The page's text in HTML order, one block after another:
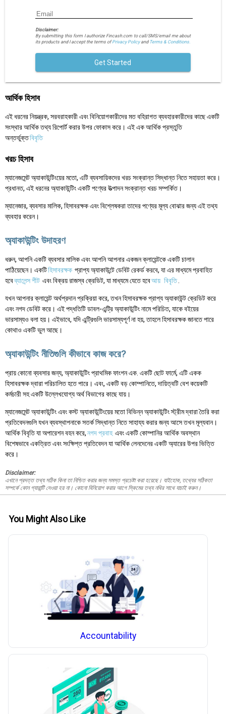
Disclaimer:
By submitting this form I authorize Fincash.com to call/SMS/email me about
its products and I accept the terms ofPrivacy Policyand Terms & Conditions.
Get Started
আর্থিক হিসাব
এই ধরনের নিয়ন্ত্রক, সরবরাহকারী এবং বিনিয়োগকারীদের মত বহিরাগত ব্যবহারকারীদের কাছে একটি
সংস্থার আর্থিক তথ্য রিপোর্ট করার উপর ফোকাস করে। এই এক আর্থিক প্রস্তুতি
অন্তর্ভুক্তবিবৃতি
খরচ হিসাব
ম্যানেজমেন্ট অ্যাকাউন্টিংয়ের মতো, এটি ব্যবসায়িকদের খরচ সংক্রান্ত সিদ্ধান্ত নিতে সহায়তা করে।
প্রধানত, এই ধরনের অ্যাকাউন্টিং একটি পণ্যের উত্পাদন সংক্রান্ত খরচ সম্পর্কিত।
ম্যানেজার, ব্যবসার মালিক, হিসাবরক্ষক এবং বিশ্লেষকরা তাদের পণ্যের মূল্য বোঝার জন্য এই তথ্য
ব্যবহার করেন।
অ্যাকাউন্টিং উদাহরণ
ধরুন, আপনি একটি ব্যবসার মালিক এবং আপনি আপনার একজন ক্লায়েন্টকে একটি চালান
পাঠিয়েছেন। একটিহিসাবরক্ষক প্রাপ্য অ্যাকাউন্টে ডেবিট রেকর্ড করবে, যা এর মাধ্যমে প্রবাহিত
হবেব্যালেন্স শীট এবং বিক্রয় রাজস্ব ক্রেডিট, যা মাধ্যমে যেতে হবেআয় বিবৃতি
যখন আপনার ক্লায়েন্ট অর্থপ্রদান প্রক্রিয়া করে, তখন হিসাবরক্ষক প্রাপ্য অ্যাকাউন্ট ক্রেডিট করে
এবং নগদ ডেবিট করে। এই পদ্ধতিটি ডাবল-এন্ট্রি অ্যাকাউন্টিং নামে পরিচিত, যাকে বইয়ের
ভারসাম্যও বলা হয়। এইভাবে, যদি এন্ট্রিগুলি ভারসাম্যপূর্ণ না হয়, তাহলে হিসাবরক্ষক জানতে পারে
কোথাও একটি ভুল আছে।
অ্যাকাউন্টিং নীতিগুলি কীভাবে কাজ করে?
প্রায় কোনো ব্যবসার জন্য, অ্যাকাউন্টিং প্রাথমিক ফাংশন এক. একটি ছোট ফার্মে, এটি একক
হিসাবরক্ষক দ্বারা পরিচালিত হতে পারে। এবং, একটি বড় কোম্পানিতে, দায়িত্বটি বেশ কয়েকটি
কর্মচারী সহ একটি উল্লেখযোগ্য অর্থ বিভাগের কাছে যায়।
ম্যানেজমেন্ট অ্যাকাউন্টিং এবং কস্ট অ্যাকাউন্টিংয়ের মতো বিভিন্ন অ্যাকাউন্টিং স্ট্রীম দ্বারা তৈরি করা
প্রতিবেদনগুলি যখন ব্যবস্থাপনাকে সতর্ক সিদ্ধান্ত নিতে সাহায্য করার জন্য আসে তখন মূল্যবান।
আর্থিক বিবৃতি যা অপারেশন বহন করে,নগদ প্রবাহ এবং একটি কোম্পানির আর্থিক অবস্থান
বিশেষভাবে একত্রিত এবং সংক্ষিপ্ত প্রতিবেদন যা আর্থিক লেনদেনের একটি অ্যারের উপর ভিত্তি
করে।
Disclaimer:
এখানে প্রদত্ত তথ্য সঠিক কিনা তা নিশ্চিত করার জন্য সমস্ত প্রচেষ্টা করা হয়েছে। যাইহোক, তথ্যের সঠিকতা
সম্পর্কে কোন গ্যারান্টি দেওয়া হয় না। কোনো বিনিয়োগ করার আগে স্কিমের তথ্য নথির সাথে যাচাই করুন।
You Might Also Like
Accountability